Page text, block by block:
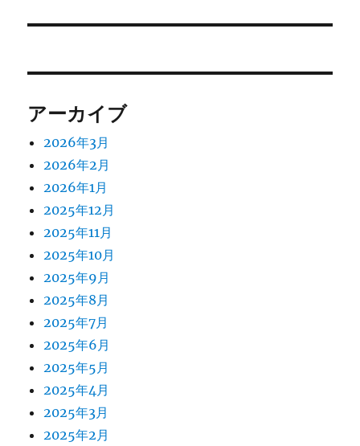
ン
投
アーカイブ
2026年3月
2026年2月
2026年1月
2025年12月
2025年11月
2025年10月
2025年9月
2025年8月
2025年7月
2025年6月
2025年5月
2025年4月
2025年3月
2025年2月